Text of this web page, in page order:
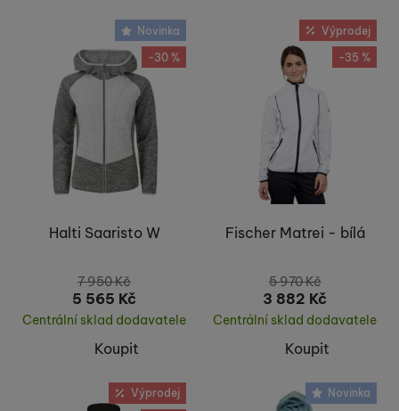
Novinka
-30 %
Halti Saaristo W
7 950Kč
5 565 Kč
Centrální sklad dodavatele
Koupit
Výprodej
-35 %
Fischer Matrei - bílá
5 970Kč
3 882 Kč
Centrální sklad dodavatele
Koupit
Výprodej
Novinka